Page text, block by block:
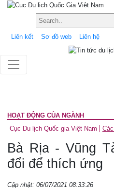
Liên kết Sơ đồ web Liên hệ
HOẠT ĐỘNG CỦA NGÀNH
Cục Du lịch Quốc gia Việt Nam
Bà Rịa - Vũng
đổi để thích ứng
Cập nhật: 06/07/2021 08:33:26